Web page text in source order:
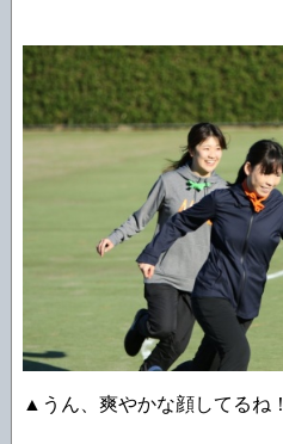
▲うん、爽やかな顔してるね！